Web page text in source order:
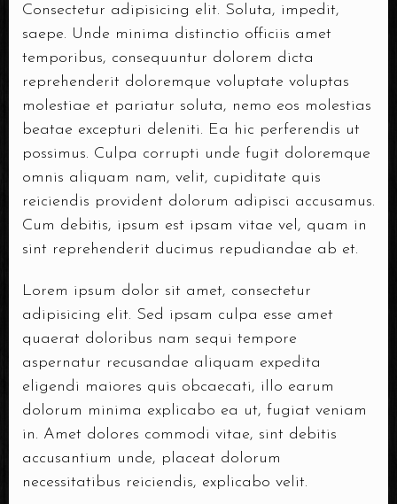
Consectetur adipisicing elit. Soluta, impedit,
saepe. Unde minima distinctio officiis amet
temporibus, consequuntur dolorem dicta
reprehenderit doloremque voluptate voluptas
molestiae et pariatur soluta, nemo eos molestias
beatae excepturi deleniti. Ea hic perferendis ut
possimus. Culpa corrupti unde fugit doloremque
omnis aliquam nam, velit, cupiditate quis
reiciendis provident dolorum adipisci accusamus.
Cum debitis, ipsum est ipsam vitae vel, quam in
sint reprehenderit ducimus repudiandae ab et.
Lorem ipsum dolor sit amet, consectetur
adipisicing elit. Sed ipsam culpa esse amet
quaerat doloribus nam sequi tempore
aspernatur recusandae aliquam expedita
eligendi maiores quis obcaecati, illo earum
dolorum minima explicabo ea ut, fugiat veniam
in. Amet dolores commodi vitae, sint debitis
accusantium unde, placeat dolorum
necessitatibus reiciendis, explicabo velit.